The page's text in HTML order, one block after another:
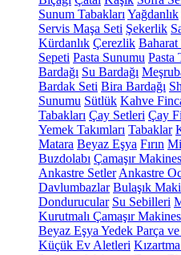
Sunum Tabakları Yağdanlık
Servis Maşa Seti Şekerlik
Kürdanlık Çerezlik Baharat
Sepeti Pasta Sunumu Pasta
Bardağı Su Bardağı
Bardak Seti Bira Bardağı
Sunumu Sütlük Kahve
Tabakları Çay Setleri Çay
Yemek Takımları Tabaklar
Matara Beyaz Eşya Fırın
Buzdolabı Çamaşır
Ankastre Setler Ankastre
Davlumbazlar Bulaşık
Dondurucular Su Sebilleri
Kurutmalı Çamaşır
Beyaz Eşya Yedek Parça
Küçük Ev Aletleri